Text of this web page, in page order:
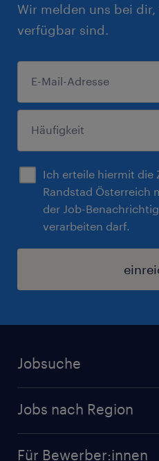
Wir melden uns bei
verfügbar sind.
Ich erteile hiermit die
Randstad Österreich
der Job-
verarbeiten darf.
Jobsuche
Initiativbewerbung
Jobs nach Region
Für Bewerber:innen